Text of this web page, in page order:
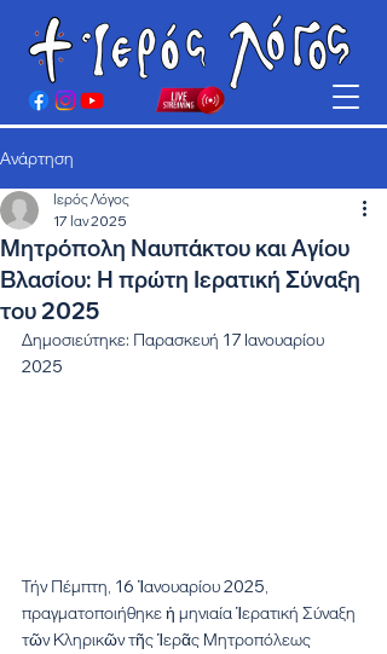
Ανάρτηση
Μητρόπολη Ναυπάκτου και Αγίου
Βλασίου: Η πρώτη Ιερατική Σύναξη
του 2025
Ιερός Λόγος
17 Ιαν 2025
Δημοσιεύτηκε: Παρασκευή 17 Ιανουαρίου
2025
Τήν Πέμπτη, 16 Ἰανουαρίου 2025,
πραγματοποιήθηκε ἡ μηνιαία Ἱερατική Σύναξη
τῶν Κληρικῶν τῆς Ἱερᾶς Μητροπόλεως